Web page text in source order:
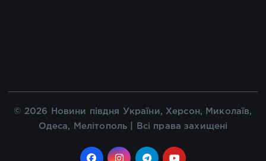
© 2026 Новини півдня України, Херсон, Миколаїв,
Одеса, Мелітополь | Всі права захищені